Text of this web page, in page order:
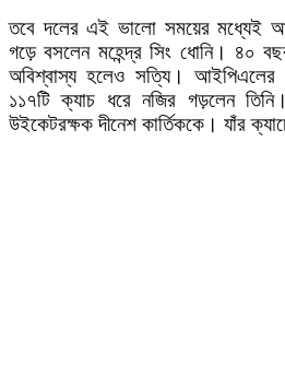
তবে দলের এই ভালো সময়ের মধ্যেই
গড়ে বসলেন মহেন্দ্র সিং ধোনি। ৪০
অবিশ্বাস্য হলেও সত্যি। আইপিএলের
১১৭টি ক্যাচ ধরে নজির গড়লেন
উইকেটরক্ষক দীনেশ কার্তিককে। যাঁর